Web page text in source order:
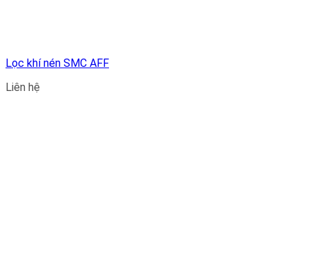
Lọc khí nén SMC AFF
Liên hệ